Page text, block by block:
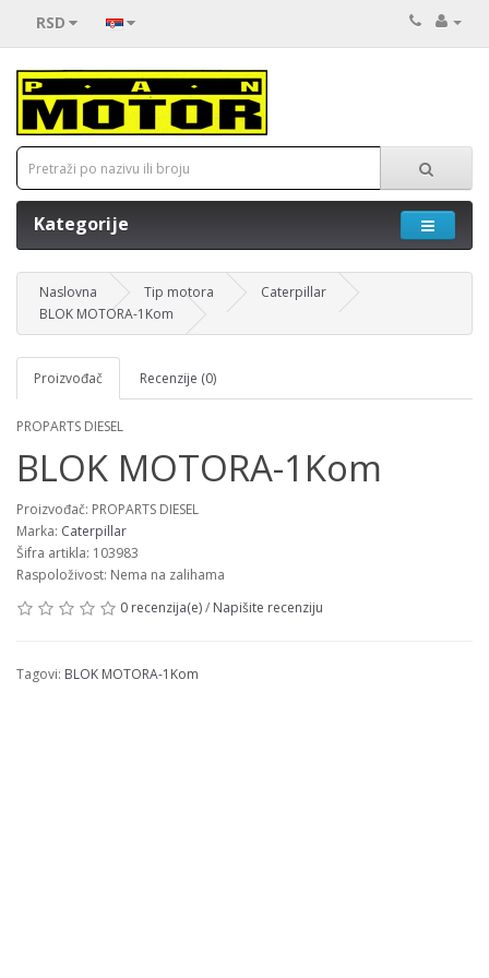
RSD
Kategorije
Naslovna Tip motora
Caterpillar
BLOK MOTORA-1Kom
Proizvođač Recenzije (0)
PROPARTS DIESEL
BLOK MOTORA-1Kom
Proizvođač: PROPARTS DIESEL
Marka: Caterpillar
Šifra artikla: 103983
Raspoloživost: Nema na zalihama
0 recenzija(e)/ Napišite recenziju
Tagovi: BLOK MOTORA-1Kom